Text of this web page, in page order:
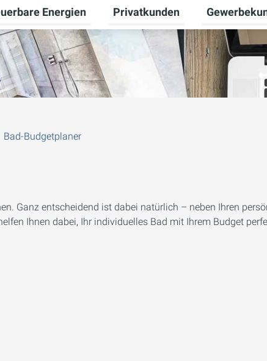
Energien
Untermenü für Erneuerbare
Privatkunden
Untermenü
Bad-Budgetplaner
Ganz entscheidend ist dabei natürlich – neben Ihren
Ihnen dabei, Ihr individuelles Bad mit Ihrem Budget